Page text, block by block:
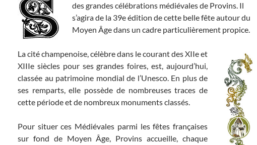
des grandes célébrations médiévales de Provins. Il
s’agira de la 39e édition de cette belle fête autour du
Moyen Âge dans un cadre particulièrement propice.
La cité champenoise, célèbre dans le courant des XIIe et
XIIIe siècles pour ses grandes foires, est, aujourd’hui,
classée au patrimoine mondial de l’Unesco. En plus de
ses remparts, elle possède de nombreuses traces de
cette période et de nombreux monuments classés.
Pour situer ces Médiévales parmi les fêtes françaises
sur fond de Moyen Âge, Provins accueille, chaque